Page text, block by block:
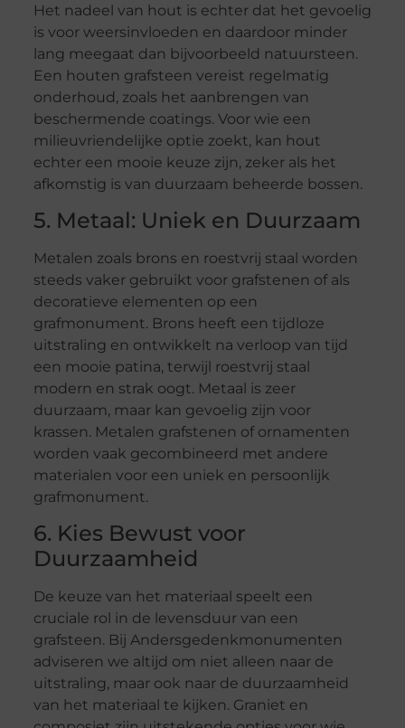
Het nadeel van hout is echter dat het gevoelig
is voor weersinvloeden en daardoor minder
lang meegaat dan bijvoorbeeld natuursteen.
Een houten grafsteen vereist regelmatig
onderhoud, zoals het aanbrengen van
beschermende coatings. Voor wie een
milieuvriendelijke optie zoekt, kan hout
echter een mooie keuze zijn, zeker als het
afkomstig is van duurzaam beheerde bossen.
5. Metaal: Uniek en Duurzaam
Metalen zoals brons en roestvrij staal worden
steeds vaker gebruikt voor grafstenen of als
decoratieve elementen op een
grafmonument. Brons heeft een tijdloze
uitstraling en ontwikkelt na verloop van tijd
een mooie patina, terwijl roestvrij staal
modern en strak oogt. Metaal is zeer
duurzaam, maar kan gevoelig zijn voor
krassen. Metalen grafstenen of ornamenten
worden vaak gecombineerd met andere
materialen voor een uniek en persoonlijk
grafmonument.
6. Kies Bewust voor
Duurzaamheid
De keuze van het materiaal speelt een
cruciale rol in de levensduur van een
grafsteen. Bij Andersgedenkmonumenten
adviseren we altijd om niet alleen naar de
uitstraling, maar ook naar de duurzaamheid
van het materiaal te kijken. Graniet en